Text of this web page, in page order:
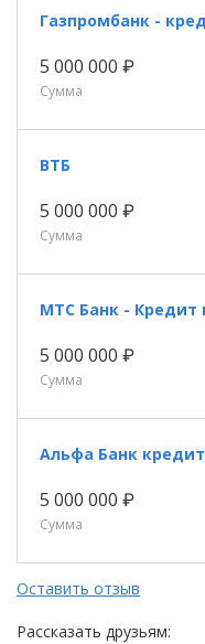
5 000 000 ₽
Сумма
ВТБ
5 000 000 ₽
Сумма
5 000 000 ₽
Сумма
Альфа Банк кредит
5 000 000 ₽
Сумма
Оставить отзыв
Рассказать друзьям: